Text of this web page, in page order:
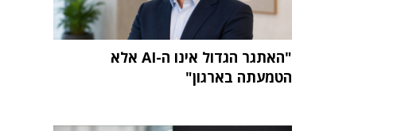
"האתגר הגדול אינו ה-AI אלא
הטמעתה בארגון"